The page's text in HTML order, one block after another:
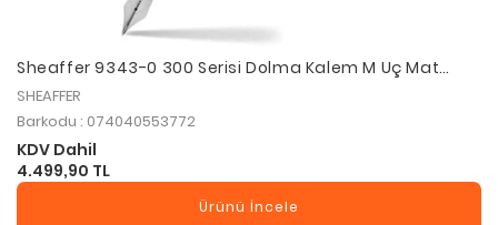
Sheaffer 9343-0 300 Serisi Dolma Kalem M Uç Mat
Siyah
SHEAFFER
Barkodu : 074040553772
KDV Dahil
4.499,90 TL
Ürünü İncele